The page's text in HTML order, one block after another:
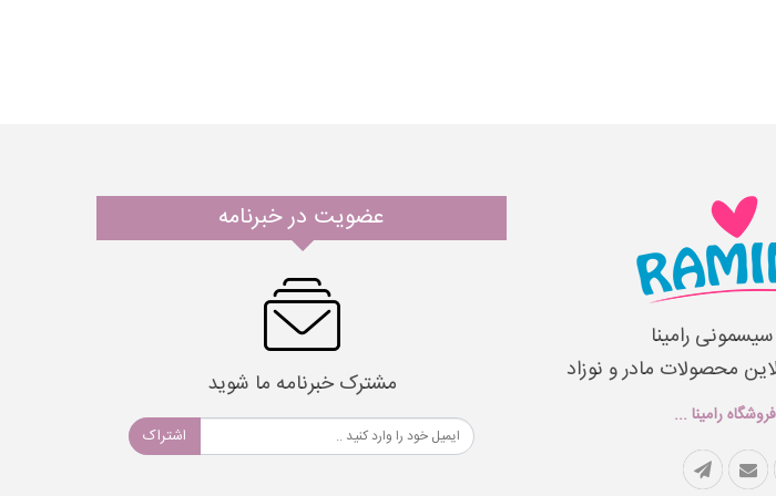
رامینا
محصولات مادر و نوزاد
رامینا ...
عضویت در خبرنامه
مشترک خبرنامه ما شوید
اشتراک